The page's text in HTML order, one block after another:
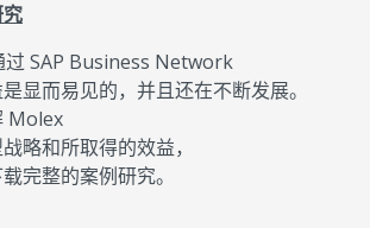
SAP Business Network
显而易见的，并且还在不断发展。
Molex
略和所取得的效益，
完整的案例研究。